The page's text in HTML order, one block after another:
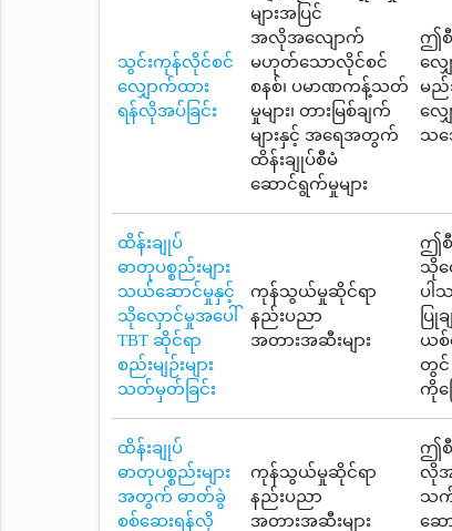
သွင်းကုန်လိုင်စင်
လျှောက်ထား
ရန်လိုအပ်ခြင်း
များအပြင်
အလိုအလျောက်
မဟုတ်သောလိုင်စင်
စနစ်၊ ပမာဏကန့်သတ်
မှုများ၊ တားမြစ်ချက်
များနှင့် အရေအတွက်
ထိန်းချုပ်စီမံ
ဆောင်ရွက်မှုများ
ဤစီ
လျှ
မည်
လျှ
သဘ
ထိန်းချုပ်
ဓာတုပစ္စည်းများ
သယ်ဆောင်မှုနှင့်
သိုလှောင်မှုအပေါ်
TBT ဆိုင်ရာ
စည်းမျဉ်းများ
သတ်မှတ်ခြင်း
ကုန်သွယ်မှုဆိုင်ရာ
နည်းပညာ
အတားအဆီးများ
ဤစီ
သိုလှ
ပါ
ပြု
ယစ်
တွင်
ကိုပ
ထိန်းချုပ်
ဓာတုပစ္စည်းများ
အတွက် ဓာတ်ခွဲ
စစ်ဆေးရန်လို
ကုန်သွယ်မှုဆိုင်ရာ
နည်းပညာ
အတားအဆီးများ
ဤစီ
လိုအ
သက်
ဆေ